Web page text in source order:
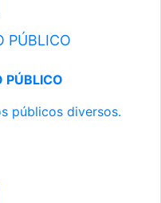
PÚBLICO
PÚBLICO
públicos diversos.